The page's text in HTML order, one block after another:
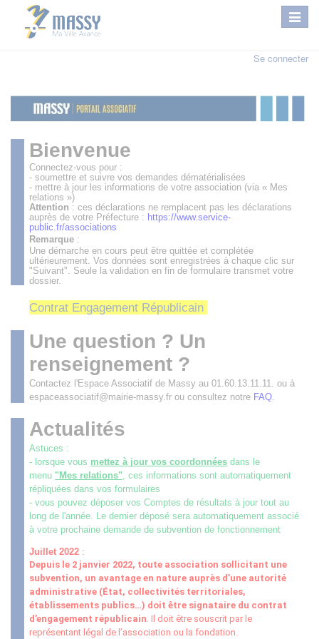
Se connecter
Bienvenue
Connectez-vous pour :
- soumettre et suivre vos demandes dématérialisées
- mettre à jour les informations de votre association (via « Mes
relations »)
Attention : ces déclarations ne remplacent pas les déclarations
auprès de votre Préfecture : https://www.service-
public.fr/associations
Remarque :
Une démarche en cours peut être quittée et complétée
ultérieurement. Vos données sont enregistrées à chaque clic sur
"Suivant". Seule la validation en fin de formulaire transmet votre
dossier.
Contrat Engagement Républicain
Une question ? Un
renseignement ?
Contactez l'Espace Associatif de Massy au 01.60.13.11.11. ou à
espaceassociatif@mairie-massy.fr ou consultez notre FAQ.
Actualités
Astuces :
- lorsque vous mettez à jour vos coordonnées dans le
menu "Mes relations", ces informations sont automatiquement
répliquées dans vos formulaires
- vous pouvez déposer vos Comptes de résultats à jour tout au
long de l'année. Le dernier déposé sera automatiquement associé
à votre prochaine demande de subvention de fonctionnement
Juillet 2022 :
Depuis le 2 janvier 2022, toute association sollicitant une
subvention, un avantage en nature auprès d’une autorité
administrative (État, collectivités territoriales,
établissements publics…) doit être signataire du contrat
d’engagement républicain. Il doit être souscrit par le
représentant légal de l’association ou la fondation.